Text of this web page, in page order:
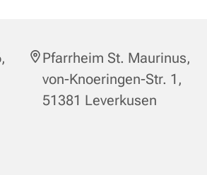
Pfarrheim St. Maurinus,
von-Knoeringen-Str. 1,
51381 Leverkusen